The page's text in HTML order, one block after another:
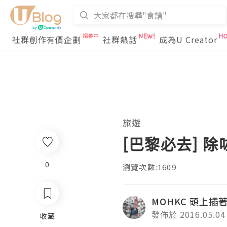
社群創作有價企劃 社群熱話 成為U Creator
0
收藏
旅遊
[巴黎必去] 除
瀏覽次數:1609
MOHKC 頭上插
發佈於 2016.05.04